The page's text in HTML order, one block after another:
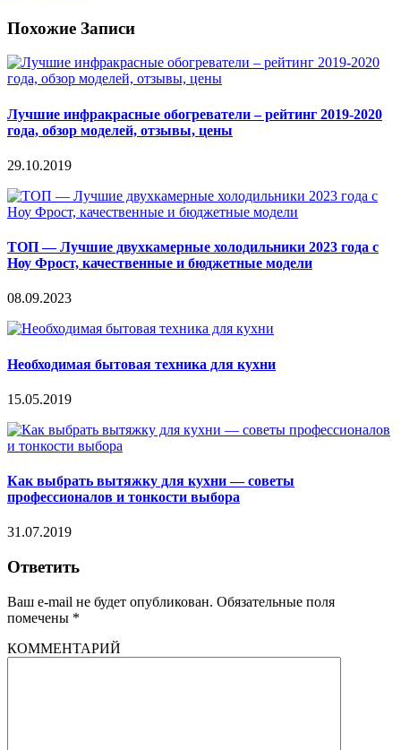
Похожие Записи
Лучшие инфракрасные обогреватели – рейтинг 2019-2020
года, обзор моделей, отзывы, цены
29.10.2019
ТОП — Лучшие двухкамерные холодильники 2023 года с
Ноу Фрост, качественные и бюджетные модели
08.09.2023
Необходимая бытовая техника для кухни
15.05.2019
Как выбрать вытяжку для кухни — советы
профессионалов и тонкости выбора
31.07.2019
Ответить
Ваш e-mail не будет опубликован. Обязательные поля
помечены *
КОММЕНТАРИЙ